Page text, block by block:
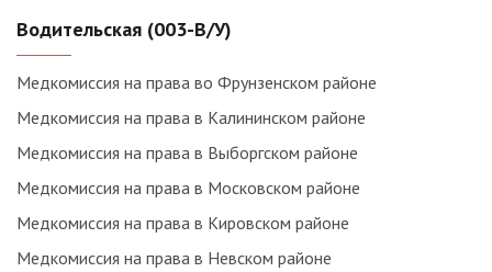
Водительская (003-В/У)
Медкомиссия на права во Фрунзенском районе
Медкомиссия на права в Калининском районе
Медкомиссия на права в Выборгском районе
Медкомиссия на права в Московском районе
Медкомиссия на права в Кировском районе
Медкомиссия на права в Невском районе